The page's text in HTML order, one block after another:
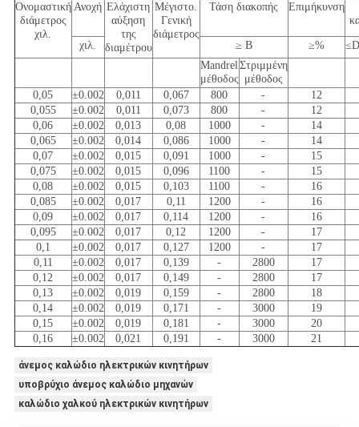
Ονομαστική
διάμετρος
χιλ.
Ανοχή Ελάχιστη
αύξηση
της
διαμέτρου
Μέγιστο.
Γενική
διάμετρος
Τάση διακοπής
Επιμήκυνση
χιλ. ≥ Β ≥%
Mandrel
μέθοδος
Στριμμένη
μέθοδος
0,05
±0.002 0,011 0,067 800 -
12
0,055
±0.002 0,011 0,073 800 -
12
0,06
±0.002 0,013 0,08 1000 -
14
0,065
±0.002 0,014 0,086 1000 -
14
0,07
±0.002 0,015 0,091 1000 -
15
0,075
±0.002 0,015 0,096 1100 -
15
0,08
±0.002 0,015 0,103 1100 -
16
0,085
±0.002 0,017 0,11 1200 -
16
0,09
±0.002 0,017 0,114 1200 -
16
0,095
±0.002 0,017 0,12 1200 -
17
0,1
±0.002 0,017 0,127 1200 -
17
0,11
±0.002 0,017 0,139 - 2800
17
0,12
±0.002 0,017 0,149 - 2800
17
0,13
±0.002 0,019 0,159 - 2800
18
0,14
±0.002 0,019 0,171 - 3000
19
0,15
±0.002 0,019 0,181 - 3000
20
0,16
±0.002 0,021 0,191 - 3000 21
άνεμος καλώδιο ηλεκτρικών κινητήρων
υποβρύχιο άνεμος καλώδιο μηχανών
καλώδιο χαλκού ηλεκτρικών κινητήρων